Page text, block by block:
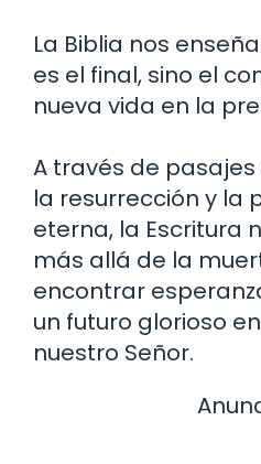
La Biblia nos
es el final, sino el
nueva vida en la
A través de
la resurrección y la
eterna, la Escritura
más allá de la
encontrar
un futuro glorioso
nuestro Señor.